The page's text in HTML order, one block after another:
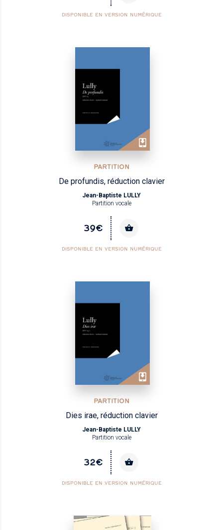
DISPONIBLE EN VERSION NUMÉRIQUE
PARTITION
De profundis, réduction clavier
Jean-Baptiste LULLY
Partition vocale
39€
DISPONIBLE EN VERSION NUMÉRIQUE
PARTITION
Dies irae, réduction clavier
Jean-Baptiste LULLY
Partition vocale
32€
DISPONIBLE EN VERSION NUMÉRIQUE